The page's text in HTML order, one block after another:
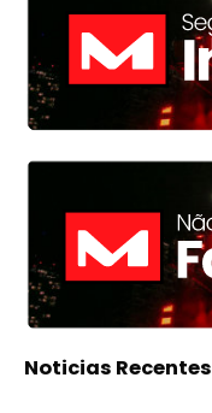
Noticias Recentes